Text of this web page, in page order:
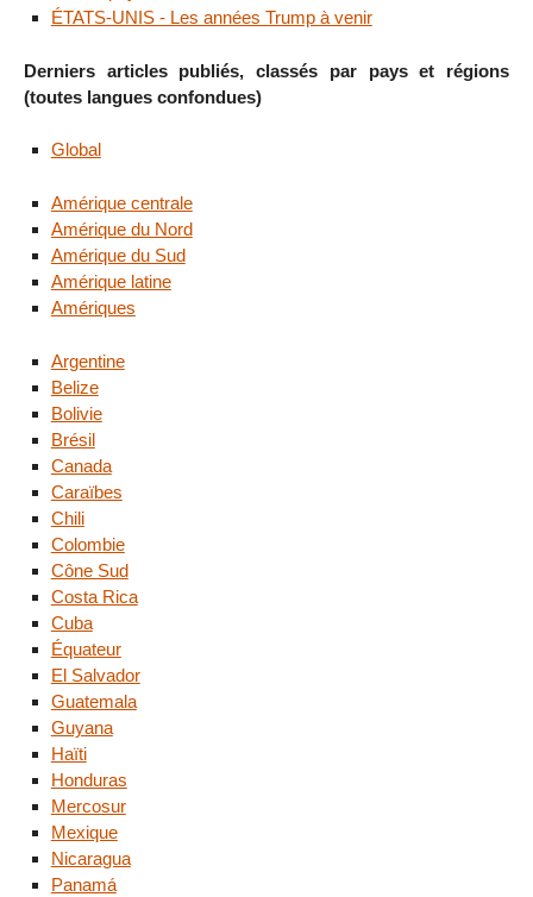
ÉTATS-UNIS - Les années Trump à venir
Derniers articles publiés, classés par pays et régions
(toutes langues confondues)
Global
Amérique centrale
Amérique du Nord
Amérique du Sud
Amérique latine
Amériques
Argentine
Belize
Bolivie
Brésil
Canada
Caraïbes
Chili
Colombie
Cône Sud
Costa Rica
Cuba
Équateur
El Salvador
Guatemala
Guyana
Haïti
Honduras
Mercosur
Mexique
Nicaragua
Panamá